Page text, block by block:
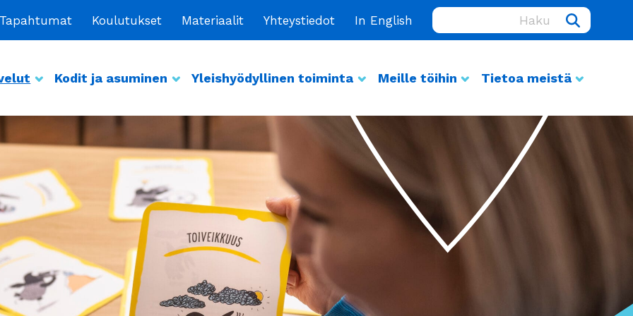
Tapahtumat Koulutukset Materiaalit Yhteystiedot In English Haku:
Kodit ja asuminen Yleishyödyllinen toiminta Meille töihin Tietoa meistä